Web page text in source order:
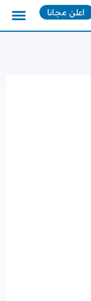
اعلن مجانا